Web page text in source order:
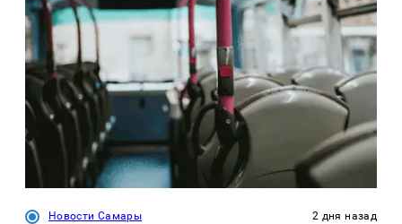
Новости Самары 2 дня назад